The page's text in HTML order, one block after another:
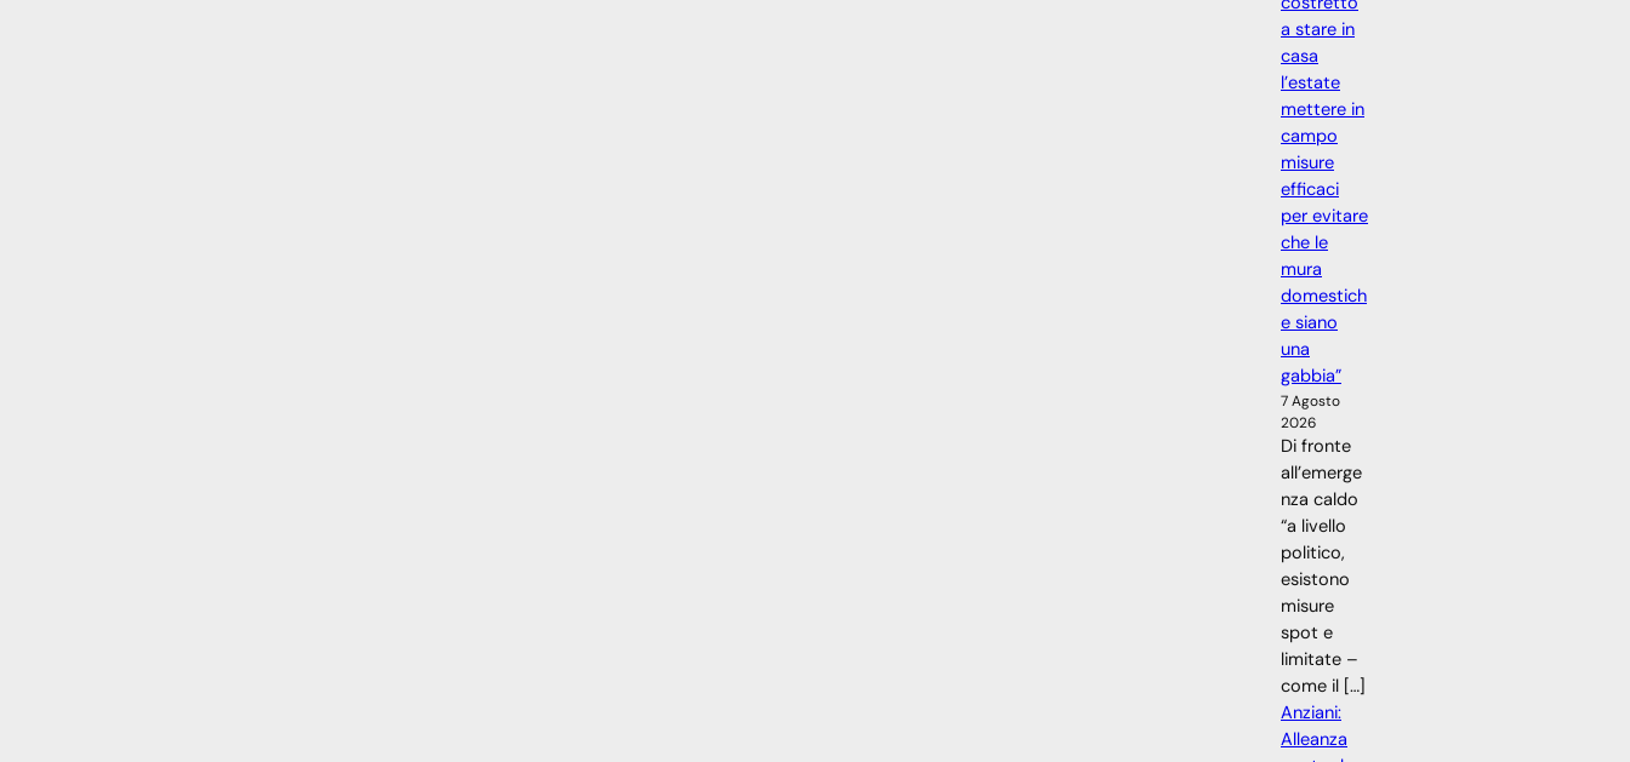
a stare in
casa
l’estate
mettere in
campo
misure
efficaci
per evitare
che le
mura
domestich
e siano
una
gabbia”
7 Agosto
2026
Di fronte
all’emerge
nza caldo
“a livello
politico,
esistono
misure
spot e
limitate –
come il […]
Anziani:
Alleanza